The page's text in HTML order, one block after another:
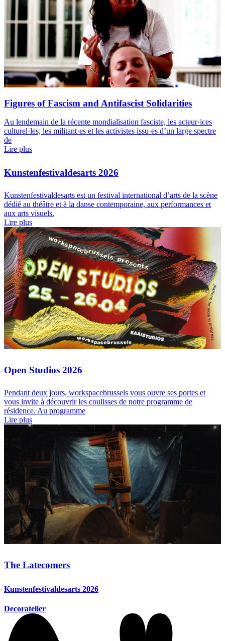
Figures of Fascism and Antifascist Solidarities
Au lendemain de la récente mondialisation fasciste, les acteur·ices
culturel·les, les militant·es et les activistes issu·es d’un large spectre
de
Lire plus
Kunstenfestivaldesarts 2026
Kunstenfestivaldesarts est un festival international d’arts de la scène
dédié au théâtre et à la danse contemporaine, aux performances et
aux arts visuels.
Lire plus
Open Studios 2026
Pendant deux jours, workspacebrussels vous ouvre ses portes et
vous invite à découvrir les coulisses de notre programme de
résidence. Au programme
Lire plus
The Latecomers
Kunstenfestivaldesarts 2026
Decoratelier